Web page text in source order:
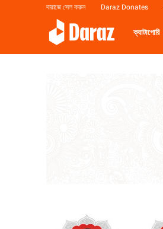
দারাজে সেল করুন Daraz Donates
ক্যাটাগোরি